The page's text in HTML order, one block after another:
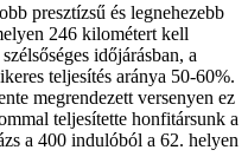
presztízsű és legnehezebb
246 kilométert kell
időjárásban, a
teljesítés aránya 50-60%.
megrendezett versenyen ez
teljesítette honfitársunk a
a 400 indulóból a 62. helyen